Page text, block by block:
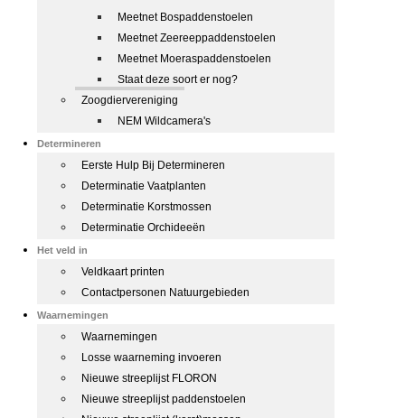
Meetnet Bospaddenstoelen
Meetnet Zeereeppaddenstoelen
Meetnet Moeraspaddenstoelen
Staat deze soort er nog?
Zoogdiervereniging
NEM Wildcamera's
Determineren
Eerste Hulp Bij Determineren
Determinatie Vaatplanten
Determinatie Korstmossen
Determinatie Orchideeën
Het veld in
Veldkaart printen
Contactpersonen Natuurgebieden
Waarnemingen
Waarnemingen
Losse waarneming invoeren
Nieuwe streeplijst FLORON
Nieuwe streeplijst paddenstoelen